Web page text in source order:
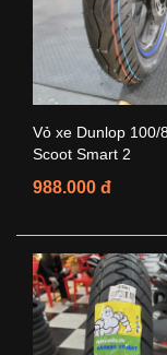
Vỏ xe Dunlop 100/
Scoot Smart 2
988.000 đ